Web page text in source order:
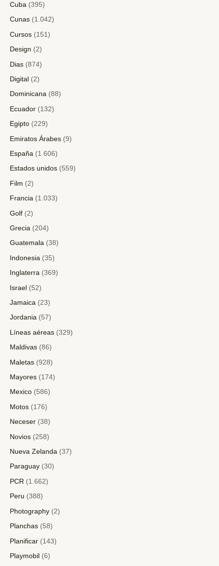
Cuba (395)
Cunas (1.042)
Cursos (151)
Design (2)
Dias (874)
Digital (2)
Dominicana (88)
Ecuador (132)
Egipto (229)
Emiratos Árabes (9)
España (1.606)
Estados unidos (559)
Film (2)
Francia (1.033)
Golf (2)
Grecia (204)
Guatemala (38)
Indonesia (35)
Inglaterra (369)
Israel (52)
Jamaica (23)
Jordania (57)
Líneas aéreas (329)
Maldivas (86)
Maletas (928)
Mayores (174)
Mexico (586)
Motos (176)
Neceser (38)
Novios (258)
Nueva Zelanda (37)
Paraguay (30)
PCR (1.662)
Peru (388)
Photography (2)
Planchas (58)
Planificar (143)
Playmobil (6)